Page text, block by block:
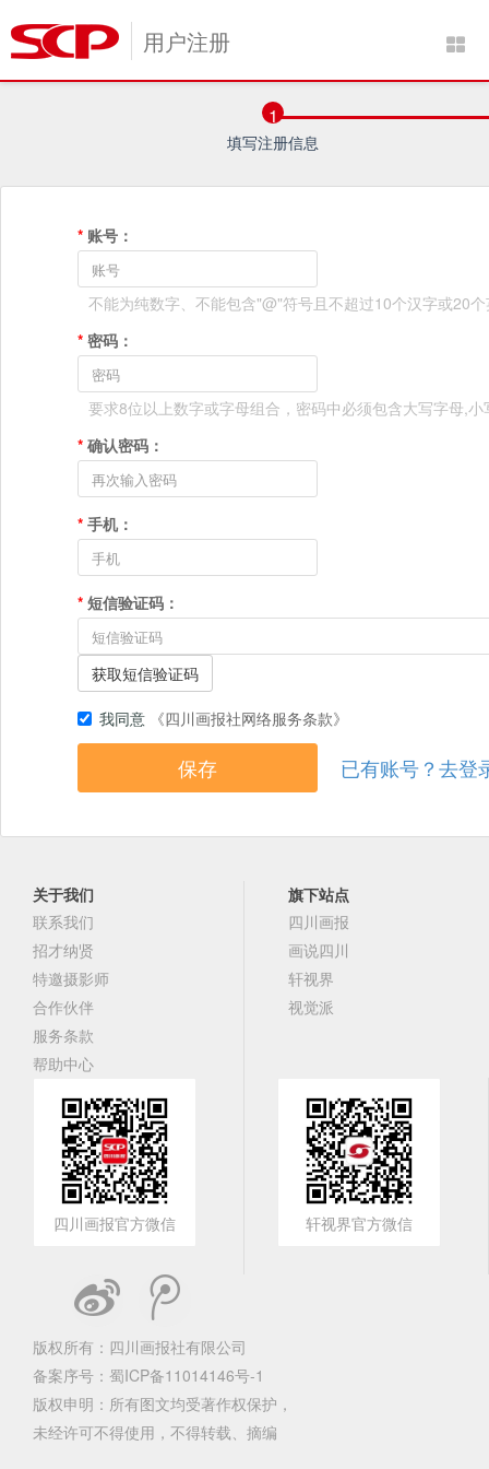
用户注册
1
填写注册信息
* 账号：
不能为纯数字、不能包含"@"符号且不超过10个汉字或20
* 密码：
要求8位以上数字或字母组合，密码中必须包含大写字母,
* 确认密码：
* 手机：
* 短信验证码：
获取短信验证码
我同意 《四川画报社网络服务条款》
已有账号？去登
关于我们
联系我们
招才纳贤
特邀摄影师
合作伙伴
服务条款
帮助中心
旗下站点
四川画报
画说四川
轩视界
视觉派
四川画报官方微信 轩视界官方微信
版权所有：四川画报社有限公司
备案序号： 蜀ICP备11014146号-1
版权申明：所有图文均受著作权保护，
未经许可不得使用，不得转载、摘编